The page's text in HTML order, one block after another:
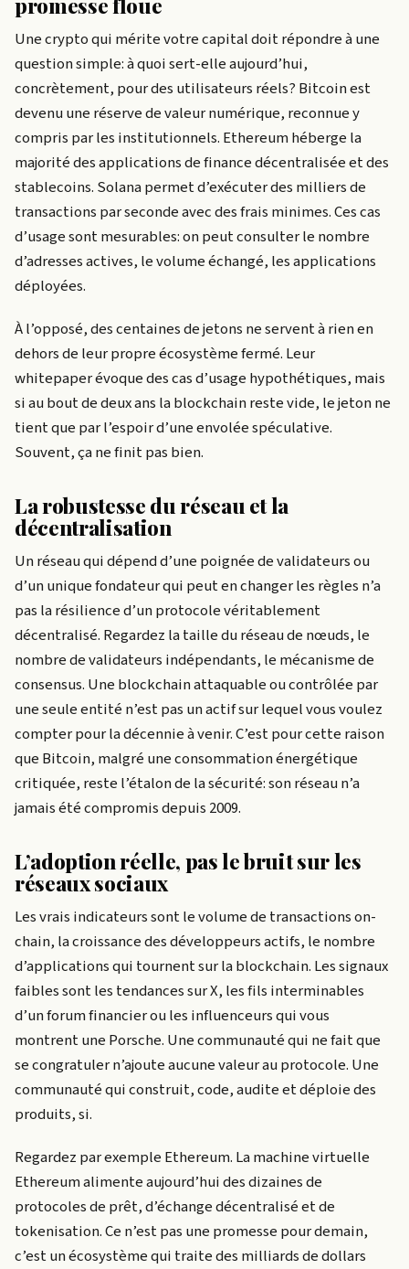
Une crypto qui mérite votre capital doit répondre à une
question simple: à quoi sert-elle aujourd’hui,
concrètement, pour des utilisateurs réels? Bitcoin est
devenu une réserve de valeur numérique, reconnue y
compris par les institutionnels. Ethereum héberge la
majorité des applications de finance décentralisée et des
stablecoins. Solana permet d’exécuter des milliers de
transactions par seconde avec des frais minimes. Ces cas
d’usage sont mesurables: on peut consulter le nombre
d’adresses actives, le volume échangé, les applications
déployées.
À l’opposé, des centaines de jetons ne servent à rien en
dehors de leur propre écosystème fermé. Leur
whitepaper évoque des cas d’usage hypothétiques, mais
si au bout de deux ans la blockchain reste vide, le jeton ne
tient que par l’espoir d’une envolée spéculative.
Souvent, ça ne finit pas bien.
La robustesse du réseau et la
décentralisation
Un réseau qui dépend d’une poignée de validateurs ou
d’un unique fondateur qui peut en changer les règles n’a
pas la résilience d’un protocole véritablement
décentralisé. Regardez la taille du réseau de nœuds, le
nombre de validateurs indépendants, le mécanisme de
consensus. Une blockchain attaquable ou contrôlée par
une seule entité n’est pas un actif sur lequel vous voulez
compter pour la décennie à venir. C’est pour cette raison
que Bitcoin, malgré une consommation énergétique
critiquée, reste l’étalon de la sécurité: son réseau n’a
jamais été compromis depuis 2009.
L’adoption réelle, pas le bruit sur les
réseaux sociaux
Les vrais indicateurs sont le volume de transactions on-
chain, la croissance des développeurs actifs, le nombre
d’applications qui tournent sur la blockchain. Les signaux
faibles sont les tendances sur X, les fils interminables
d’un forum financier ou les influenceurs qui vous
montrent une Porsche. Une communauté qui ne fait que
se congratuler n’ajoute aucune valeur au protocole. Une
communauté qui construit, code, audite et déploie des
produits, si.
Regardez par exemple Ethereum. La machine virtuelle
Ethereum alimente aujourd’hui des dizaines de
protocoles de prêt, d’échange décentralisé et de
tokenisation. Ce n’est pas une promesse pour demain,
c’est un écosystème qui traite des milliards de dollars